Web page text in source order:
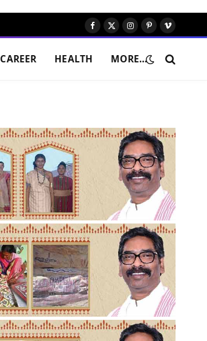
Facebook
X
Instagram
Pinterest
Vimeo
CAREER HEALTH MORE…